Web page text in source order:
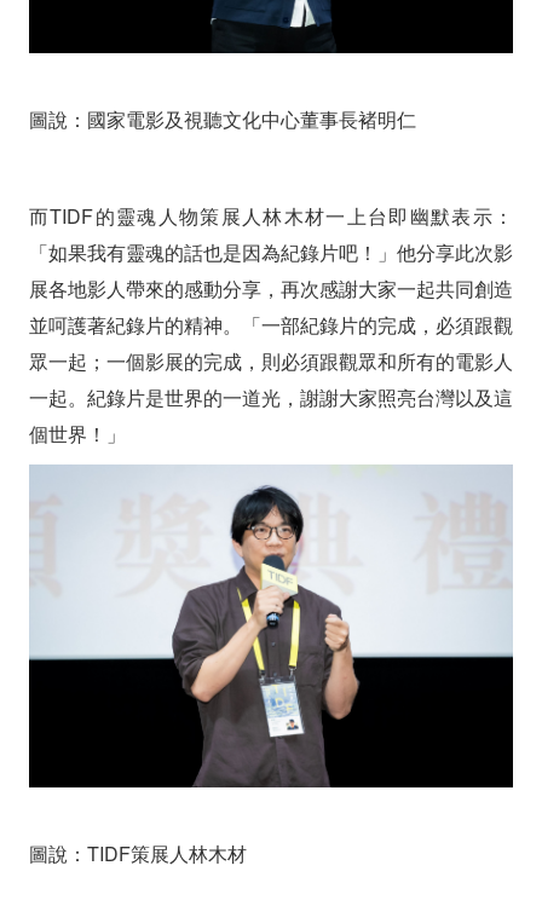
《髮、
水...》
得
圖說：國家電影及視聽文化中心董事長褚明仁
而TIDF的靈魂人物策展人林木材一上台即幽默表示：
「如果我有靈魂的話也是因為紀錄片吧！」他分享此次影
展各地影人帶來的感動分享，再次感謝大家一起共同創造
並呵護著紀錄片的精神。「一部紀錄片的完成，必須跟觀
眾一起；一個影展的完成，則必須跟觀眾和所有的電影人
一起。紀錄片是世界的一道光，謝謝大家照亮台灣以及這
個世界！」
圖說：TIDF策展人林木材